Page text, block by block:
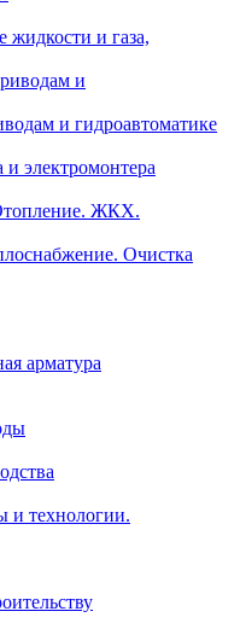
жидкости и газа,
и
и гидроавтоматике
электромонтера
ЖКХ.
Очистка
арматура
и технологии.